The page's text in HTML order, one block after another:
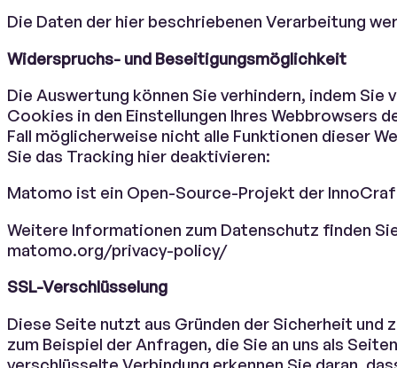
Die Daten der hier beschriebenen Verarbeitung
Widerspruchs- und Beseitigungsmöglichkeit
Die Auswertung können Sie verhindern, indem
Cookies in den Einstellungen Ihres Webbrowsers
Fall möglicherweise nicht alle Funktionen dieser
Sie das Tracking hier deaktivieren:
Matomo ist ein Open-Source-Projekt der
Weitere Informationen zum Datenschutz finden
matomo.org/privacy-policy/
SSL-Verschlüsselung
Diese Seite nutzt aus Gründen der Sicherheit und
zum Beispiel der Anfragen, die Sie an uns als
verschlüsselte Verbindung erkennen Sie daran,